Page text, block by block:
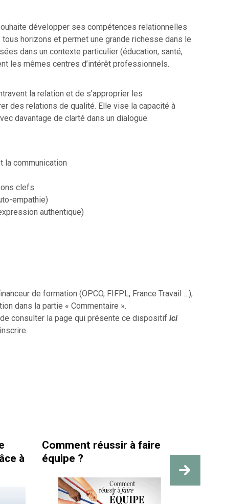
développer ses compétences relationnelles
horizons et permet une grande richesse dans le
dans un contexte particulier (éducation, santé,
les mêmes centres d’intérêt professionnels.
la relation et de s’approprier les
des relations de qualité. Elle vise la capacité à
davantage de clarté dans un dialogue.
la communication
clefs
empathie)
authentique)
de formation (OPCO, FIFPL, France Travail …),
dans la partie « Commentaire ».
consulter la page qui présente ce dispositif ici
réussir à faire
?
La santé et la
travail sont bien
des repères